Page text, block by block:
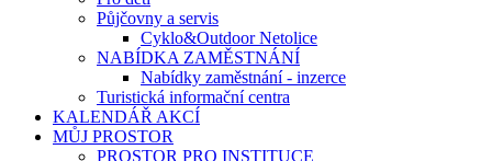
Půjčovny a servis
Cyklo&Outdoor Netolice
NABÍDKA ZAMĚSTNÁNÍ
Nabídky zaměstnání - inzerce
Turistická informační centra
KALENDÁŘ AKCÍ
MŮJ PROSTOR
PROSTOR PRO INSTITUCE